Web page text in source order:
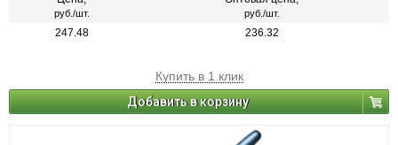
руб./шт. руб./шт.
247.48 236.32
Купить в 1 клик
Добавить в корзину